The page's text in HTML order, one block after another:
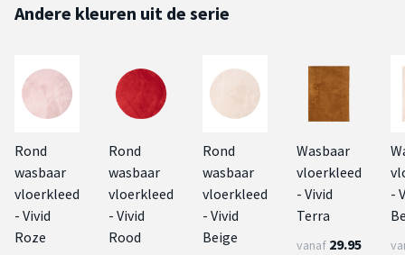
Andere kleuren uit de serie
Rond
wasbaar
vloerkleed
- Vivid
Roze
Rond
wasbaar
vloerkleed
- Vivid
Rood
Rond
wasbaar
vloerkleed
- Vivid
Beige
Wasbaar
vloerkleed
- Vivid
Terra
vanaf 29.95
-